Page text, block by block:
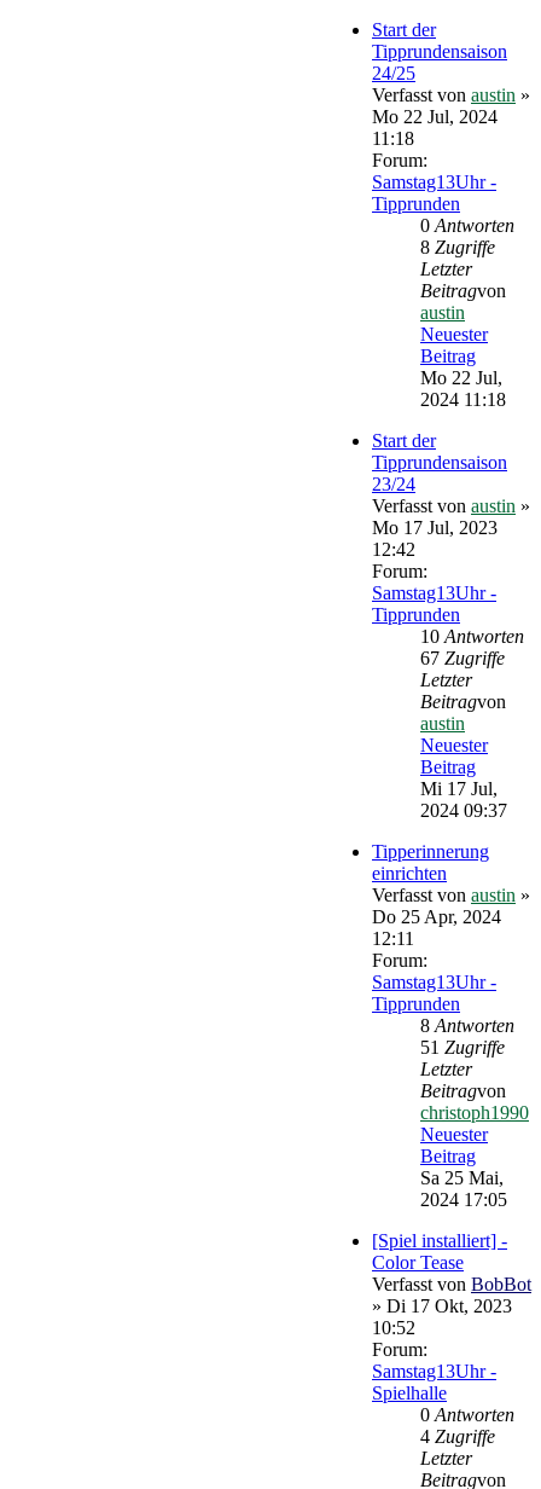
Start der
Tipprundensaison
24/25
Verfasst von austin »
Mo 22 Jul, 2024
11:18
Forum:
Samstag13Uhr -
Tipprunden
0 Antworten
8 Zugriffe
Letzter
Beitragvon
austin
Neuester
Beitrag
Mo 22 Jul,
2024 11:18
Start der
Tipprundensaison
23/24
Verfasst von austin »
Mo 17 Jul, 2023
12:42
Forum:
Samstag13Uhr -
Tipprunden
10 Antworten
67 Zugriffe
Letzter
Beitragvon
austin
Neuester
Beitrag
Mi 17 Jul,
2024 09:37
Tipperinnerung
einrichten
Verfasst von austin »
Do 25 Apr, 2024
12:11
Forum:
Samstag13Uhr -
Tipprunden
8 Antworten
51 Zugriffe
Letzter
Beitragvon
christoph1990
Neuester
Beitrag
Sa 25 Mai,
2024 17:05
[Spiel installiert] -
Color Tease
Verfasst von BobBot
» Di 17 Okt, 2023
10:52
Forum:
Samstag13Uhr -
Spielhalle
0 Antworten
4 Zugriffe
Letzter
Beitragvon